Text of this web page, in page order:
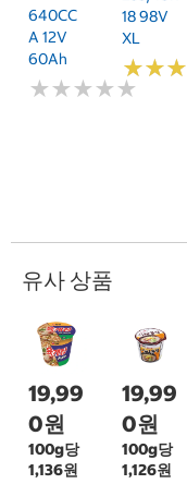
640CC
A 12V
60Ah
★★★★★
★★★★★
18 98V
XL
★★★
★★★
유사 상품
19,99
0원
100g당
1,136원
19,99
0원
100g당
1,126원